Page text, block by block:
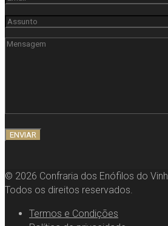
© 2026 Confraria dos Enófilos do
Todos os direitos reservados.
Termos e Condições